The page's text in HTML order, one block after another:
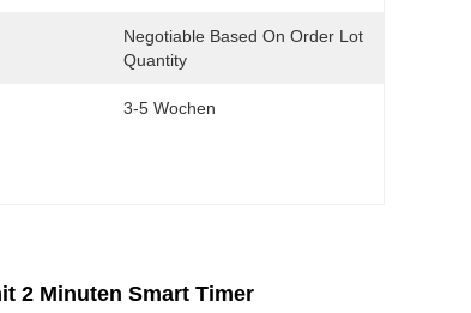
Negotiable Based On Order Lot
Quantity
3-5 Wochen
2 Minuten Smart Timer